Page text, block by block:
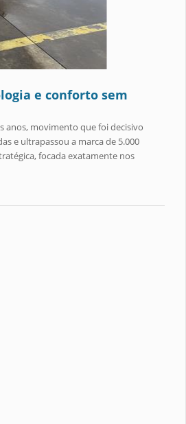
e conforto sem
anos, movimento que foi decisivo
e ultrapassou a marca de 5.000
focada exatamente nos